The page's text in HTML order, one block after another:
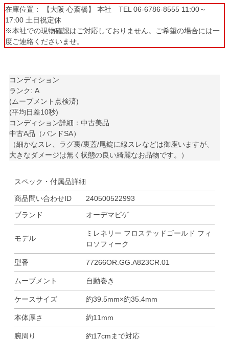
在庫位置： 【大阪 心斎橋】 本社 TEL 06-6786-8555 11:00～
17:00 土日祝定休
※本社での現物確認はご対応しておりません。ご希望の場合には一
度ご連絡くださいませ。
コンディション
ランク: A
(ムーブメント点検済)
(平均日差10秒)
コンディション詳細：中古美品
中古A品（バンドSA）
（細かなスレ、ラグ裏/裏蓋/尾錠に線スレなどは御座いますが、
大きなダメージは無く状態の良い綺麗なお品物です。）
スペック・付属品詳細
商品問い合わせID
240500522993
ブランド
オーデマピゲ
モデル
ミレネリー フロステッドゴールド フィ
ロソフィーク
型番 77266OR.GG.A823CR.01
ムーブメント 自動巻き
ケースサイズ 約39.5mm×約35.4mm
本体厚さ 約11mm
腕周り 約17cmまで対応